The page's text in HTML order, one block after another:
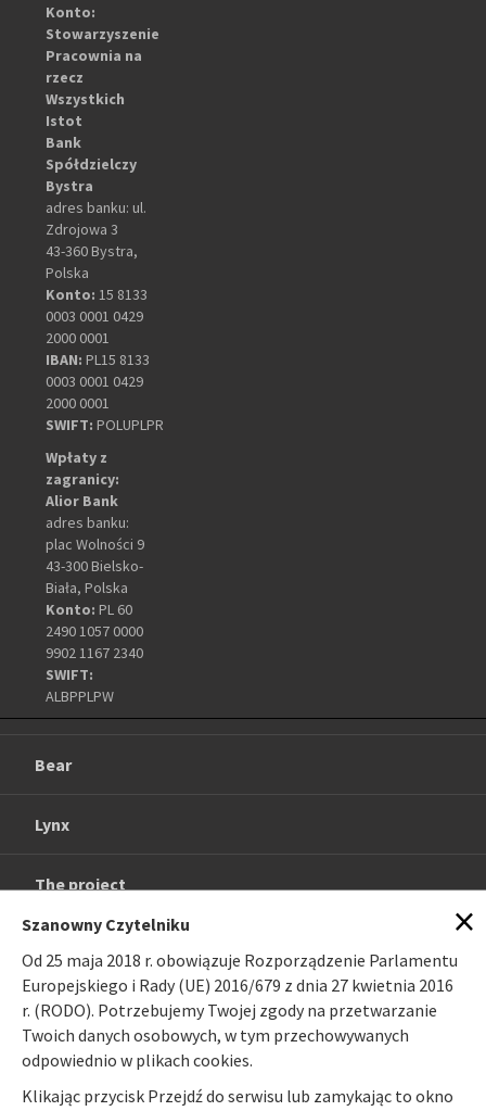
Konto:
Stowarzyszenie
Pracownia na
rzecz
Wszystkich
Istot
Bank
Spółdzielczy
Bystra
adres banku: ul.
Zdrojowa 3
43-360 Bystra,
Polska
Konto: 15 8133
0003 0001 0429
2000 0001
IBAN: PL15 8133
0003 0001 0429
2000 0001
SWIFT: POLUPLPR
Wpłaty z
zagranicy:
Alior Bank
adres banku:
plac Wolności 9
43-300 Bielsko-
Biała, Polska
Konto: PL 60
2490 1057 0000
9902 1167 2340
SWIFT:
ALBPPLPW
Bear
Lynx
The project
Publications
Links
×
Szanowny Czytelniku
Od 25 maja 2018 r. obowiązuje Rozporządzenie Parlamentu
Europejskiego i Rady (UE) 2016/679 z dnia 27 kwietnia 2016
r. (RODO). Potrzebujemy Twojej zgody na przetwarzanie
Twoich danych osobowych, w tym przechowywanych
odpowiednio w plikach cookies.
Klikając przycisk Przejdź do serwisu lub zamykając to okno